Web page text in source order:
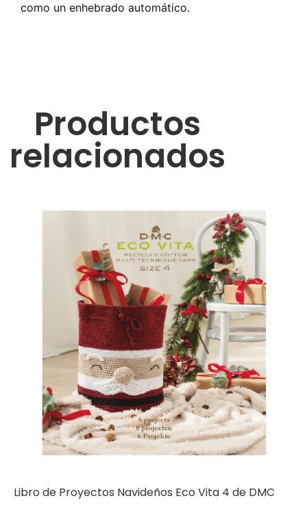
como un enhebrado automático.
Productos
relacionados
Libro de Proyectos Navideños Eco Vita 4 de DMC